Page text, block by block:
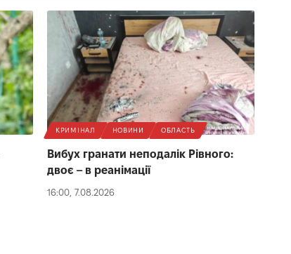
КРИМІНАЛ НОВИНИ ОБЛАСТЬ
Вибух гранати неподалік Рівного:
двоє – в реанімації
16:00, 7.08.2026